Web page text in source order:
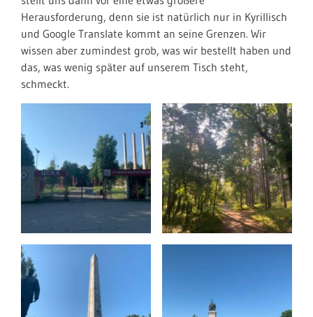
Herausforderung, denn sie ist natürlich nur in Kyrillisch
und Google Translate kommt an seine Grenzen. Wir
wissen aber zumindest grob, was wir bestellt haben und
das, was wenig später auf unserem Tisch steht,
schmeckt.